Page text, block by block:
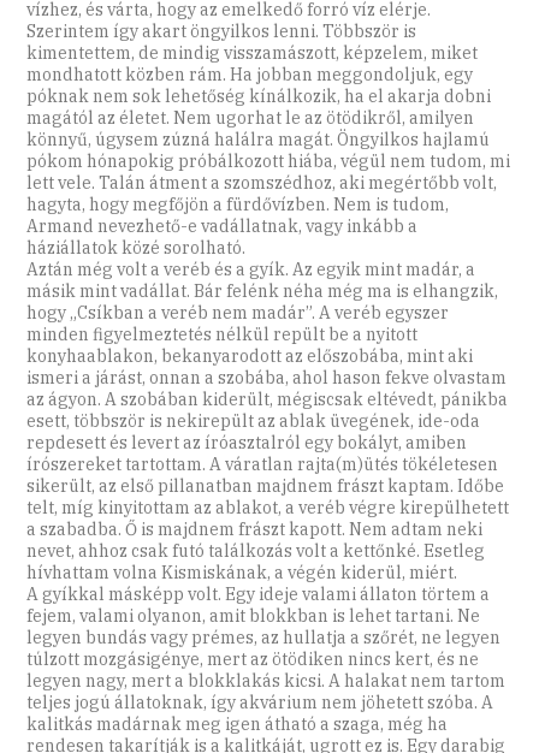
vízhez, és várta, hogy az emelkedő forró víz elérje.
Szerintem így akart öngyilkos lenni. Többször is
kimentettem, de mindig visszamászott, képzelem, miket
mondhatott közben rám. Ha jobban meggondoljuk, egy
póknak nem sok lehetőség kínálkozik, ha el akarja dobni
magától az életet. Nem ugorhat le az ötödikről, amilyen
könnyű, úgysem zúzná halálra magát. Öngyilkos hajlamú
pókom hónapokig próbálkozott hiába, végül nem tudom, mi
lett vele. Talán átment a szomszédhoz, aki megértőbb volt,
hagyta, hogy megfőjön a fürdővízben. Nem is tudom,
Armand nevezhető-e vadállatnak, vagy inkább a
háziállatok közé sorolható.
Aztán még volt a veréb és a gyík. Az egyik mint madár, a
másik mint vadállat. Bár felénk néha még ma is elhangzik,
hogy „Csíkban a veréb nem madár”. A veréb egyszer
minden figyelmeztetés nélkül repült be a nyitott
konyhaablakon, bekanyarodott az előszobába, mint aki
ismeri a járást, onnan a szobába, ahol hason fekve olvastam
az ágyon. A szobában kiderült, mégiscsak eltévedt, pánikba
esett, többször is nekirepült az ablak üvegének, ide-oda
repdesett és levert az íróasztalról egy bokályt, amiben
írószereket tartottam. A váratlan rajta(m)ütés tökéletesen
sikerült, az első pillanatban majdnem frászt kaptam. Időbe
telt, míg kinyitottam az ablakot, a veréb végre kirepülhetett
a szabadba. Ő is majdnem frászt kapott. Nem adtam neki
nevet, ahhoz csak futó találkozás volt a kettőnké. Esetleg
hívhattam volna Kismiskának, a végén kiderül, miért.
A gyíkkal másképp volt. Egy ideje valami állaton törtem a
fejem, valami olyanon, amit blokkban is lehet tartani. Ne
legyen bundás vagy prémes, az hullatja a szőrét, ne legyen
túlzott mozgásigénye, mert az ötödiken nincs kert, és ne
legyen nagy, mert a blokklakás kicsi. A halakat nem tartom
teljes jogú állatoknak, így akvárium nem jöhetett szóba. A
kalitkás madárnak meg igen átható a szaga, még ha
rendesen takarítják is a kalitkáját, ugrott ez is. Egy darabig